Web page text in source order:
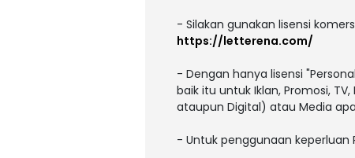
- Silakan gunakan lisensi
https://letterena.com/
- Dengan hanya lisensi
baik itu untuk Iklan, Promosi,
ataupun Digital) atau Media
- Untuk penggunaan keperluan